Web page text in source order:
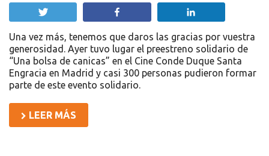
Una vez más, tenemos que daros las gracias por vuestra
generosidad. Ayer tuvo lugar el preestreno solidario de
“Una bolsa de canicas” en el Cine Conde Duque Santa
Engracia en Madrid y casi 300 personas pudieron formar
parte de este evento solidario.
LEER MÁS